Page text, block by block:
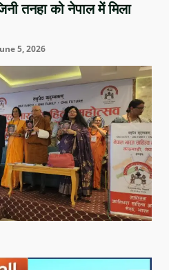
तनहा को नेपाल में मिला
5, 2026